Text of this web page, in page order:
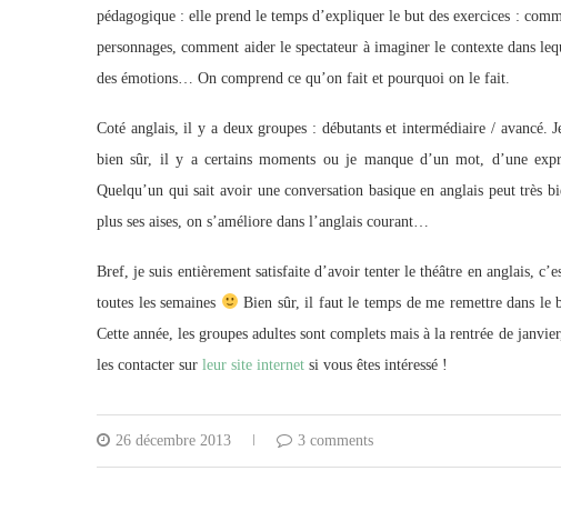
pédagogique : elle prend le temps d’expliquer le but des exercices :
personnages, comment aider le spectateur à imaginer le contexte dans
des émotions… On comprend ce qu’on fait et pourquoi on le fait.
Coté anglais, il y a deux groupes : débutants et intermédiaire / avancé.
bien sûr, il y a certains moments ou je manque d’un mot, d’une
Quelqu’un qui sait avoir une conversation basique en anglais peut très
plus ses aises, on s’améliore dans l’anglais courant…
Bref, je suis entièrement satisfaite d’avoir tenter le théâtre en anglais,
toutes les semaines
Bien sûr, il faut le temps de me remettre dans le
Cette année, les groupes adultes sont complets mais à la rentrée de
les contacter sur leur site internet si vous êtes intéressé !
26 décembre 2013 3 comments